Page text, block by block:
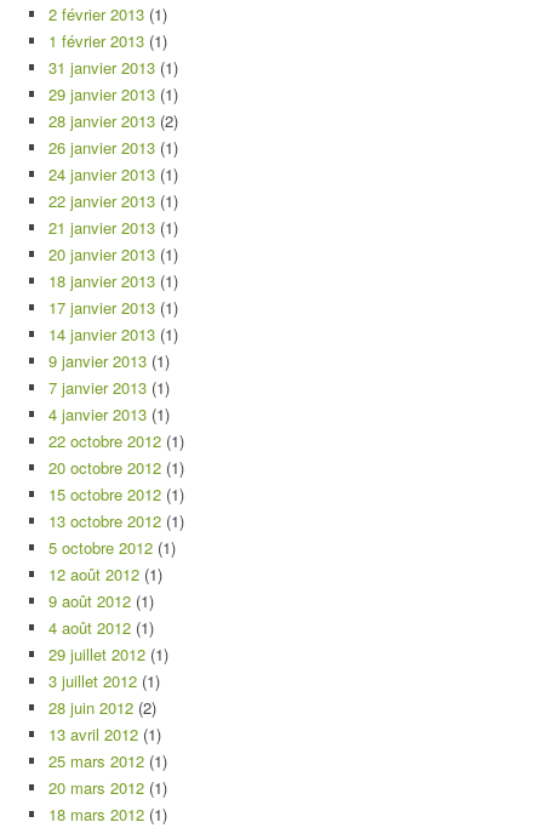
2 février 2013 (1)
1 février 2013 (1)
31 janvier 2013 (1)
29 janvier 2013 (1)
28 janvier 2013 (2)
26 janvier 2013 (1)
24 janvier 2013 (1)
22 janvier 2013 (1)
21 janvier 2013 (1)
20 janvier 2013 (1)
18 janvier 2013 (1)
17 janvier 2013 (1)
14 janvier 2013 (1)
9 janvier 2013 (1)
7 janvier 2013 (1)
4 janvier 2013 (1)
22 octobre 2012 (1)
20 octobre 2012 (1)
15 octobre 2012 (1)
13 octobre 2012 (1)
5 octobre 2012 (1)
12 août 2012 (1)
9 août 2012 (1)
4 août 2012 (1)
29 juillet 2012 (1)
3 juillet 2012 (1)
28 juin 2012 (2)
13 avril 2012 (1)
25 mars 2012 (1)
20 mars 2012 (1)
18 mars 2012 (1)